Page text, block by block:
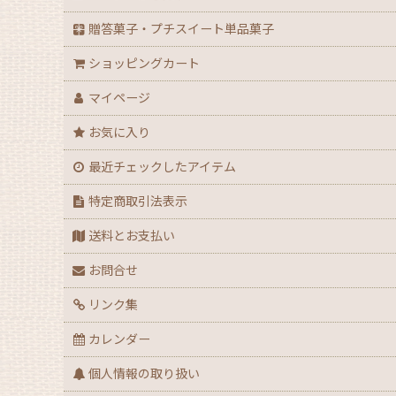
サンプル
アウトレット商品
カフェ・飲食店 資材
専用
【アウトレット】ハロウィン
【クリスマス】ノエル箱
【クリスマス】シュトーレン（箱・袋）
【クリスマス】★全力応援！X’masグッズ
【アウトレット】クリスマス
【通年】迎春・お祝い・だるま・花柄
贈答菓子・プチスイート単品菓子
ショッピングカート
マイページ
お気に入り
最近チェックしたアイテム
特定商取引法表示
送料とお支払い
お問合せ
リンク集
カレンダー
個人情報の取り扱い